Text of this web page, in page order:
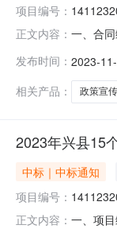
项目编号：
正文内容： 一、合
址：山
发布时间： 2023-
相关产品：
政策宣
2023年兴县15
中标｜中标通知
项目编号：
正文内容： 一、项